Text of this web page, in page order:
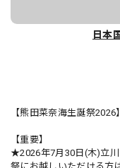
日本
【熊田菜奈海生誕祭
【重要】
★2026年7月30日(木)立